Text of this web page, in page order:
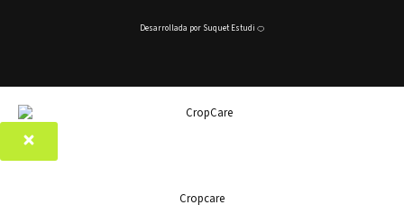
Desarrollada por Suquet Estudi 🍊
Cropcare